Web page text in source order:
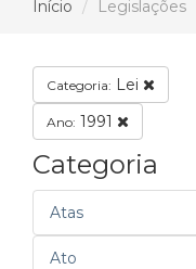
Início Legislações
Categoria: Lei
Ano: 1991
Categoria
Atas
Ato